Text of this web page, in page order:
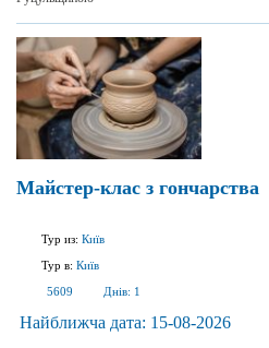
Майстер-клас з гончарства
Тур из: Київ
Тур в: Київ
5609
Днів: 1
Найближча дата: 15-08-2026